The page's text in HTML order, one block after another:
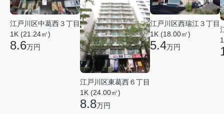
江戸川区中葛西３丁目
1K (21.24㎡)
8.6万円
江戸川区東葛西６丁目
1K (24.00㎡)
8.8万円
江戸川区西瑞江３丁目
1K (18.00㎡)
5.4万円